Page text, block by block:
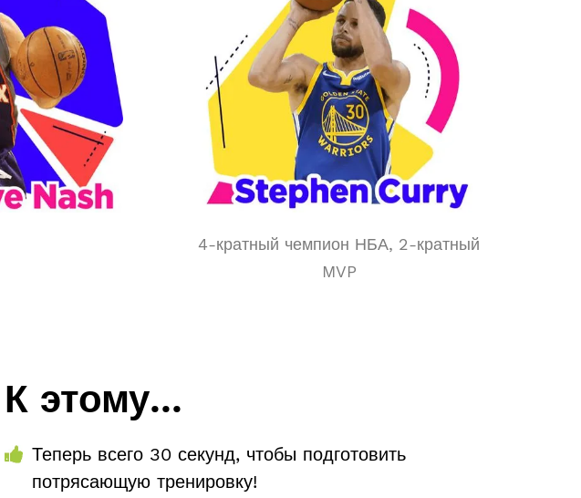
4-кратный чемпион НБА, 2-кратный
MVP
К этому...
Теперь всего 30 секунд, чтобы подготовить
потрясающую тренировку!